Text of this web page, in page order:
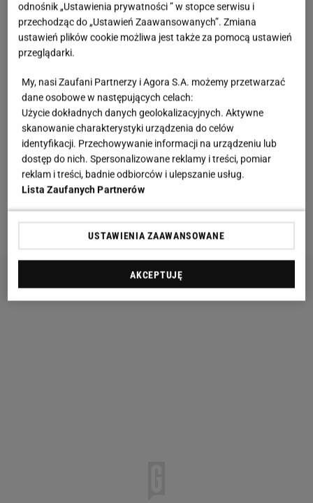
sukienka ze skórzanymi frędzlami,które sięgają
ziemi. Te długie i ciężkie, tworzą hipnotyzujący
spektakl przy każdym kroku. W
sylwetce dynamiki i rockandrollowego pazura. Są
gorącym trendem tego sezonu! Kożuchowska
genialnie tonuje dramatyzm looku górą stylizacji.
Zestawia sukienkę z klasyczną, czarną, smokingową
marynarką. I to jest to! Męska, surowa forma
marynarki z mocno zarysowanymi ramionami
zebrała mnóstwo komplementów od fanów!
odnośnik „Ustawienia prywatności ” w stopce serwisu i
przechodząc do „Ustawień Zaawansowanych”. Zmiana
ustawień plików cookie możliwa jest także za pomocą ustawień
przeglądarki.
My, nasi Zaufani Partnerzy i Agora S.A. możemy przetwarzać
dane osobowe w następujących celach:
Użycie dokładnych danych geolokalizacyjnych. Aktywne
skanowanie charakterystyki urządzenia do celów
identyfikacji. Przechowywanie informacji na urządzeniu lub
dostęp do nich. Spersonalizowane reklamy i treści, pomiar
reklam i treści, badnie odbiorców i ulepszanie usług.
Lista Zaufanych Partnerów
USTAWIENIA ZAAWANSOWANE
AKCEPTUJĘ